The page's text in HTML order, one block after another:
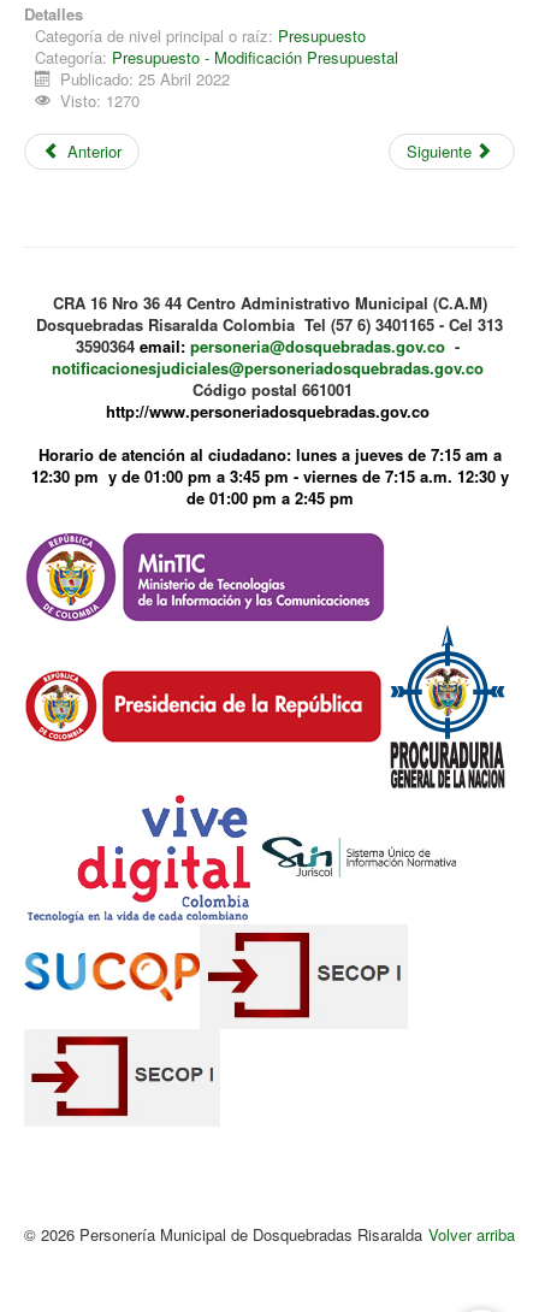
Detalles
Categoría de nivel principal o raíz: Presupuesto
Categoría: Presupuesto - Modificación Presupuestal
Publicado: 25 Abril 2022
Visto: 1270
Anterior Siguiente
CRA 16 Nro 36 44 Centro Administrativo Municipal (C.A.M)
Dosquebradas Risaralda Colombia Tel (57 6) 3401165 - Cel 313
3590364 email: personeria@dosquebradas.gov.co-
notificacionesjudiciales@personeriadosquebradas.gov.co
Código postal 661001
http://www.personeriadosquebradas.gov.co
Horario de atención al ciudadano: lunes a jueves de 7:15 am a
12:30 pm y de 01:00 pm a 3:45 pm - viernes de 7:15 a.m. 12:30 y
de 01:00 pm a 2:45 pm
Volver arriba
© 2026 Personería Municipal de Dosquebradas Risaralda